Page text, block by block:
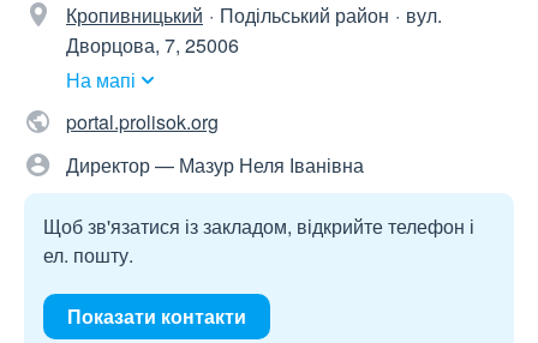
Кропивницький Подільський район
вул.
Дворцова, 7, 25006
На мапі
portal.prolisok.org
Директор — Мазур Неля Іванівна
Щоб зв'язатися із закладом, відкрийте телефон і
ел. пошту.
Показати контакти